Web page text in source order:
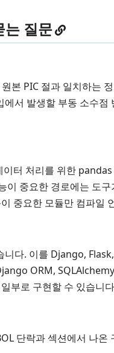
는 질문
본 PIC 절과 일치하는
서 발생할 부동 소수점
터 처리를 위한
이 중요한 경로에는 도구
중요한 모듈만 컴파일
다. 이를 Django,
ORM,
부로 구현할 수 있습니
단락과 섹션에서 나온